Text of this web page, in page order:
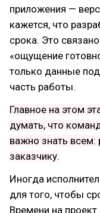
приложения —
кажется, что
срока. Это
«ощущение
только данные
часть работы.
Главное на этом
думать, что
важно знать
заказчику.
Иногда
для того, чтобы
Времени на